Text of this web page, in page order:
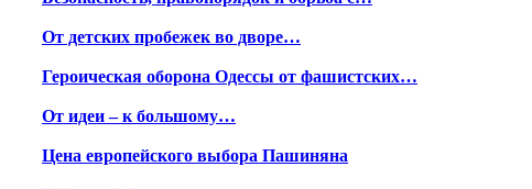
От детских пробежек во дворе…
Героическая оборона Одессы от фашистских…
От идеи – к большому…
Цена европейского выбора Пашиняна